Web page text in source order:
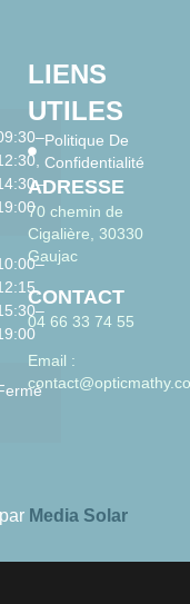
LIENS
UTILES
Politique De
Confidentialité
ADRESSE
70 chemin de
Cigalière, 30330
Gaujac
CONTACT
04 66 33 74 55
Email :
Media Solar